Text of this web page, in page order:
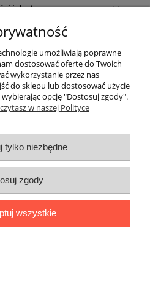
i dostawa
O nas
strony
umożliwiają poprawne
dostosować ofertę do Twoich
wykorzystanie przez nas
do sklepu lub dostosować użycie
opcję "Dostosuj zgody".
w naszej Polityce
tylko niezbędne
zgody
wszystkie